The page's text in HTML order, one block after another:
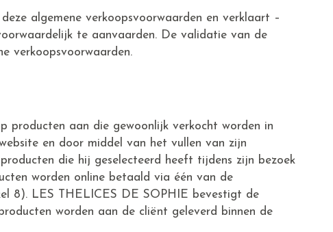
algemene verkoopsvoorwaarden en verklaart –
te aanvaarden. De validatie van de
verkoopsvoorwaarden.
producten aan die gewoonlijk verkocht worden in
en door middel van het vullen van zijn
die hij geselecteerd heeft tijdens zijn bezoek
worden online betaald via één van de
8). LES THELICES DE SOPHIE bevestigt de
worden aan de cliënt geleverd binnen de